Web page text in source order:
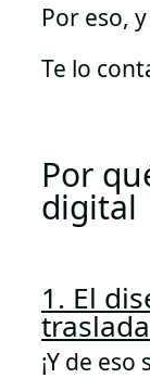
Por eso,
Te lo
Por
digital
1. El
¡Y de eso